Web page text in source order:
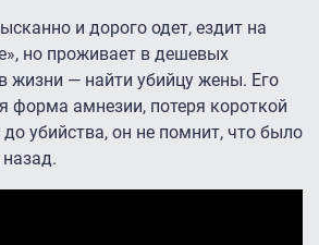
и дорого одет, ездит на
но проживает в дешевых
жизни — найти убийцу жены. Его
форма амнезии, потеря короткой
убийства, он не помнит, что было